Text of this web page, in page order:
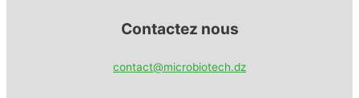
Contactez nous
contact@microbiotech.dz